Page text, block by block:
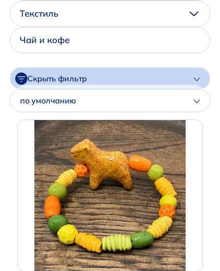
Написать нам в Телеграм
+7 (925) 294-91-85
,
+7 (926) 702-09-76
Текстиль
Чай и кофе
Скрыть фильтр
Артикул
Производитель
по умолчанию